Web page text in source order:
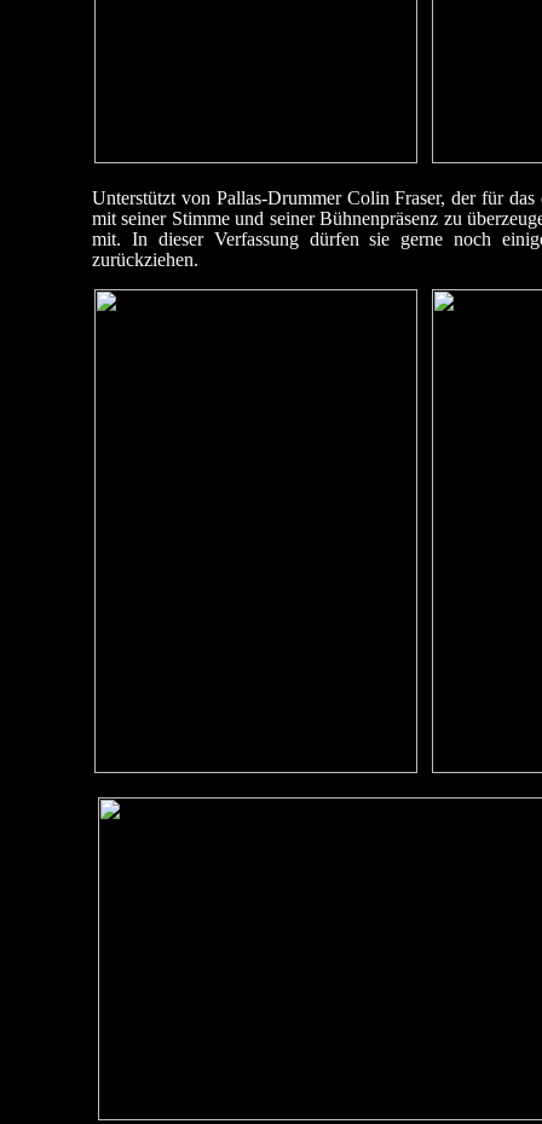
Unterstützt von Pallas-Drummer Colin Fraser, der für
mit seiner Stimme und seiner Bühnenpräsenz zu
mit. In dieser Verfassung dürfen sie gerne noch
zurückziehen.